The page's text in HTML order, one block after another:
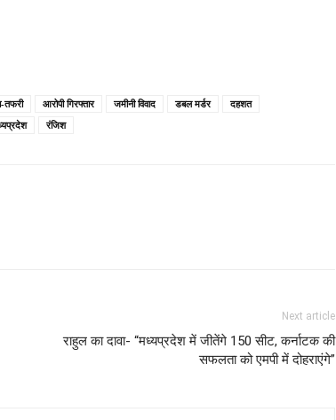
तफरी आरोपी गिरफ्तार जमीनी विवाद डबल मर्डर
दहशत
रंजिश
Next article
राहुल का दावा- “मध्यप्रदेश में जीतेंगे 150 सीट, कर्नाटक की
सफलता को एमपी में दोहराएंगे”